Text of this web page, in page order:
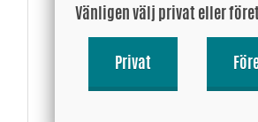
do88 dekal Röd 180x67mm
Vänligen välj privat eller
Privat